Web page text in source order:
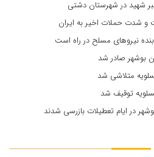
شهید در شهرستان دشتی
و شدت حملات اخیر به ایران
نیروهای مسلح در راه است
بوشهر صادر شد
توقیف شد
در ایام تعطیلات بازرسی شدند